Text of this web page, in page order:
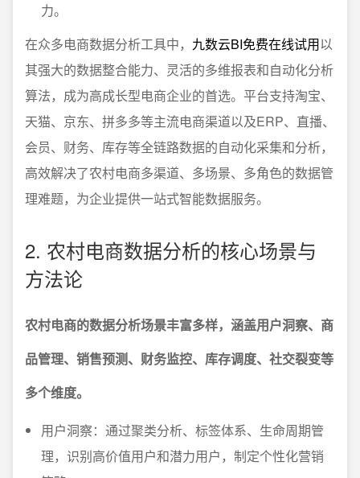
力。
在众多电商数据分析工具中， 九数云BI免费在线试用以
其强大的数据整合能力、灵活的多维报表和自动化分析
算法，成为高成长型电商企业的首选。平台支持淘宝、
天猫、京东、拼多多等主流电商渠道以及ERP、直播、
会员、财务、库存等全链路数据的自动化采集和分析，
高效解决了农村电商多渠道、多场景、多角色的数据管
理难题，为企业提供一站式智能数据服务。
2. 农村电商数据分析的核心场景与
方法论
农村电商的数据分析场景丰富多样，涵盖用户洞察、商
品管理、销售预测、财务监控、库存调度、社交裂变等
多个维度。
用户洞察：通过聚类分析、标签体系、生命周期管
理，识别高价值用户和潜力用户，制定个性化营销